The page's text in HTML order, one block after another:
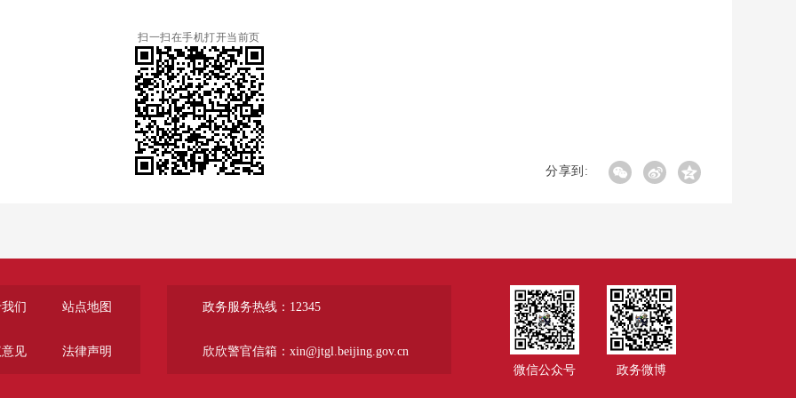
扫一扫在手机打开当前页
分享到:
们 站点地图
见 法律声明
政务服务热线：12345
欣欣警官信箱：xin@jtgl.beijing.gov.cn
微信公众号
政务微博